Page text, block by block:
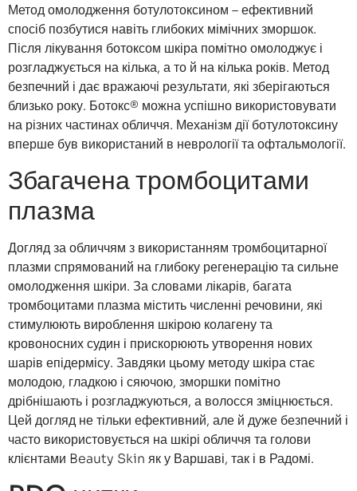
Метод омолодження ботулотоксином – ефективний
спосіб позбутися навіть глибоких мімічних зморшок.
Після лікування ботоксом шкіра помітно омолоджує і
розгладжується на кілька, а то й на кілька років. Метод
безпечний і дає вражаючі результати, які зберігаються
близько року. Ботокс® можна успішно використовувати
на різних частинах обличчя. Механізм дії ботулотоксину
вперше був використаний в неврології та офтальмології.
Збагачена тромбоцитами
плазма
Догляд за обличчям з використанням тромбоцитарної
плазми спрямований на глибоку регенерацію та сильне
омолодження шкіри. За словами лікарів, багата
тромбоцитами плазма містить численні речовини, які
стимулюють вироблення шкірою колагену та
кровоносних судин і прискорюють утворення нових
шарів епідермісу. Завдяки цьому методу шкіра стає
молодою, гладкою і сяючою, зморшки помітно
дрібнішають і розгладжуються, а волосся зміцнюється.
Цей догляд не тільки ефективний, але й дуже безпечний і
часто використовується на шкірі обличчя та голови
клієнтами Beauty Skin як у Варшаві, так і в Радомі.